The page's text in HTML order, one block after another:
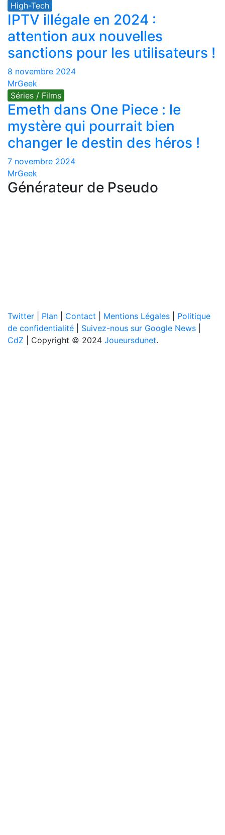
High-Tech
IPTV illégale en 2024 :
attention aux nouvelles
sanctions pour les utilisateurs !
8 novembre 2024
MrGeek
Séries / Films
Emeth dans One Piece : le
mystère qui pourrait bien
changer le destin des héros !
7 novembre 2024
MrGeek
Générateur de Pseudo
Twitter Plan Contact Mentions Légales
Politique
de confidentialité
Suivez-nous sur Google News
CdZ | Copyright © 2024 Joueursdunet.